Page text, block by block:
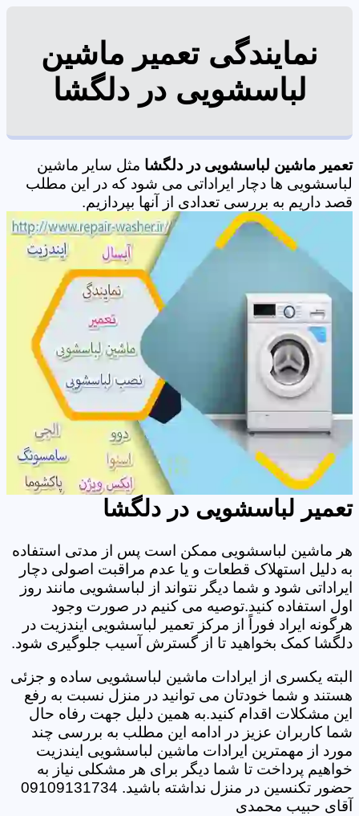
نمایندگی تعمیر ماشین
لباسشویی در دلگشا
تعمیر ماشین لباسشویی در دلگشا مثل سایر ماشین
لباسشویی ها دچار ایراداتی می شود که در این مطلب
قصد داریم به بررسی تعدادی از آنها بپردازیم.
تعمیر لباسشویی در دلگشا
هر ماشین لباسشویی ممکن است پس از مدتی استفاده
به دلیل استهلاک قطعات و یا عدم مراقبت اصولی دچار
ایراداتی شود و شما دیگر نتواند از لباسشویی مانند روز
اول استفاده کنید.توصیه می کنیم در صورت وجود
هرگونه ایراد فوراً از مرکز تعمیر لباسشویی ایندزیت در
دلگشا کمک بخواهید تا از گسترش آسیب جلوگیری شود.
البته یکسری از ایرادات ماشین لباسشویی ساده و جزئی
هستند و شما خودتان می توانید در منزل نسبت به رفع
این مشکلات اقدام کنید.به همین دلیل جهت رفاه حال
شما کاربران عزیز در ادامه این مطلب به بررسی چند
مورد از مهمترین ایرادات ماشین لباسشویی ایندزیت
خواهیم پرداخت تا شما دیگر برای هر مشکلی نیاز به
حضور تکنسین در منزل نداشته باشید. 09109131734
آقای حبیب محمدی